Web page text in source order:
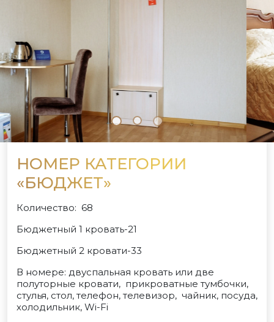
НОМЕР КАТЕГОРИИ
«БЮДЖЕТ»
Количество: 68
Бюджетный 1 кровать-21
Бюджетный 2 кровати-33
В номере: двуспальная кровать или две
полуторные кровати, прикроватные тумбочки,
стулья, стол, телефон, телевизор, чайник, посуда,
холодильник, Wi-Fi